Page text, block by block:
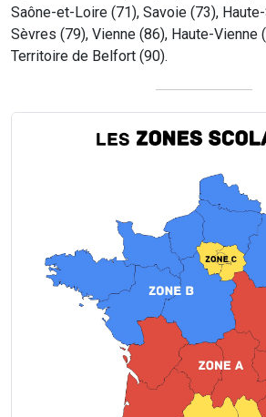
Saône-et-Loire (71), Savoie (73),
Sèvres (79), Vienne (86), Haute-Vienne
Territoire de Belfort (90).